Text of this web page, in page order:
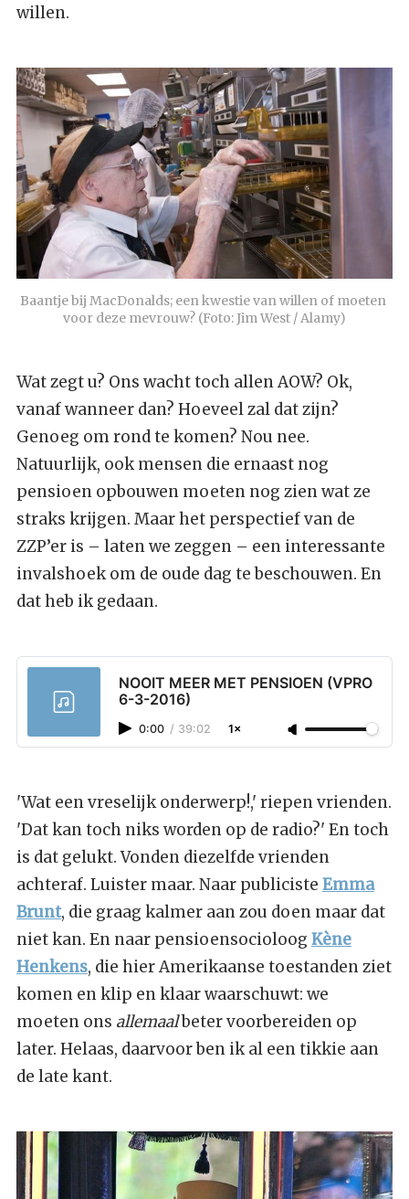
willen.
Baantje bij MacDonalds; een kwestie van willen of moeten
voor deze mevrouw? (Foto: Jim West / Alamy)
Wat zegt u? Ons wacht toch allen AOW? Ok,
vanaf wanneer dan? Hoeveel zal dat zijn?
Genoeg om rond te komen? Nou nee.
Natuurlijk, ook mensen die ernaast nog
pensioen opbouwen moeten nog zien wat ze
straks krijgen. Maar het perspectief van de
ZZP’er is – laten we zeggen – een interessante
invalshoek om de oude dag te beschouwen. En
dat heb ik gedaan.
NOOIT MEER MET PENSIOEN (VPRO
6-3-2016)
0:00 / 39:02 1×
'Wat een vreselijk onderwerp!,' riepen vrienden.
'Dat kan toch niks worden op de radio?' En toch
is dat gelukt. Vonden diezelfde vrienden
achteraf. Luister maar. Naar publiciste Emma
Brunt, die graag kalmer aan zou doen maar dat
niet kan. En naar pensioensocioloog Kène
Henkens, die hier Amerikaanse toestanden ziet
komen en klip en klaar waarschuwt: we
moeten ons allemaalbeter voorbereiden op
later. Helaas, daarvoor ben ik al een tikkie aan
de late kant.